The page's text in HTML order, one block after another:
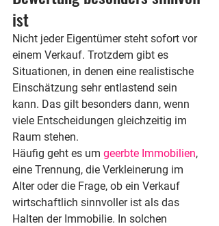
ist
Nicht jeder Eigentümer steht sofort vor
einem Verkauf. Trotzdem gibt es
Situationen, in denen eine realistische
Einschätzung sehr entlastend sein
kann. Das gilt besonders dann, wenn
viele Entscheidungen gleichzeitig im
Raum stehen.
Häufig geht es um geerbte Immobilien,
eine Trennung, die Verkleinerung im
Alter oder die Frage, ob ein Verkauf
wirtschaftlich sinnvoller ist als das
Halten der Immobilie. In solchen